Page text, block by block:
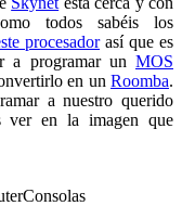
todos sabéis los
procesadorasí que es
a programar un MOS
en un Roomba.
a nuestro querido
ver en la imagen que
Consolas